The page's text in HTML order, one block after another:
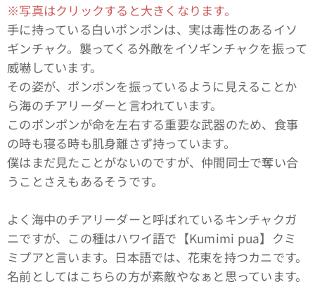
※写真はクリックすると大きくなります。
手に持っている白いポンポンは、実は毒性のあるイソ
ギンチャク。襲ってくる外敵をイソギンチャクを振って
威嚇しています。
その姿が、ポンポンを振っているように見えることか
ら海のチアリーダーと言われています。
このポンポンが命を左右する重要な武器のため、食事
の時も寝る時も肌身離さず持っています。
僕はまだ見たことがないのですが、仲間同士で奪い合
うことさえもあるそうです。
よく海中のチアリーダーと呼ばれているキンチャクガ
ニですが、この種はハワイ語で【Kumimi pua】クミ
ミプアと言います。日本語では、花束を持つカニです。
名前としてはこちらの方が素敵やなぁと思っています。